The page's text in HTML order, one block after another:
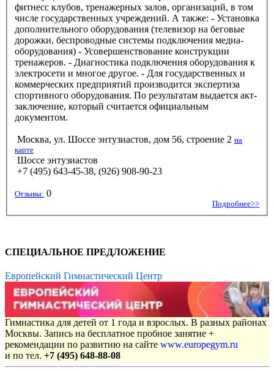
фитнесс клубов, тренажерных залов, организаций, в том
числе государственных учреждений. А также: - Установка
дополнительного оборудования (телевизор на беговые
дорожки, беспроводные системы подключения медиа-
оборудования) - Усовершенствование конструкции
тренажеров. - Диагностика подключения оборудования к
электросети и многое другое. - Для государственных и
коммерческих предприятий производится экспертиза
спортивного оборудования. По результатам выдается акт-
заключение, который считается официальным
документом.
Москва, ул. Шоссе энтузиастов, дом 56, строение 2 на
карте
Шоссе энтузиастов
+7 (495) 643-45-38, (926) 908-90-23
Отзывы: 0
Подробнее>>
СПЕЦИАЛЬНОЕ ПРЕДЛОЖЕНИЕ
Европейский Гимнастический Центр
Гимнастика для детей от 1 года и взрослых. В разных районах
Москвы. Запись на бесплатное пробное занятие +
рекомендации по развитию на сайте www.europegym.ru
и по тел. +7 (495) 648-88-08